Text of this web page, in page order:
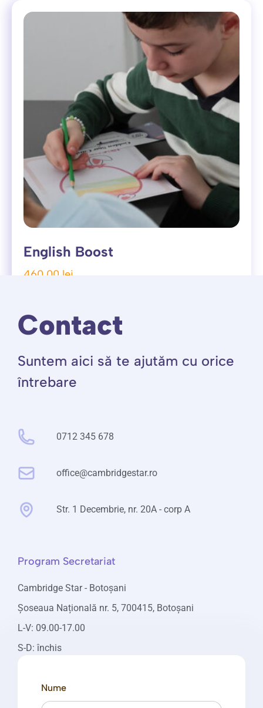
English Boost
460,00 lei
Contact
Suntem aici să te ajutăm cu orice
întrebare
0712 345 678
office@cambridgestar.ro
Str. 1 Decembrie, nr. 20A - corp A
Program Secretariat
Cambridge Star - Botoșani
Șoseaua Națională nr. 5, 700415, Botoșani
L-V: 09.00-17.00
S-D: închis
Nume